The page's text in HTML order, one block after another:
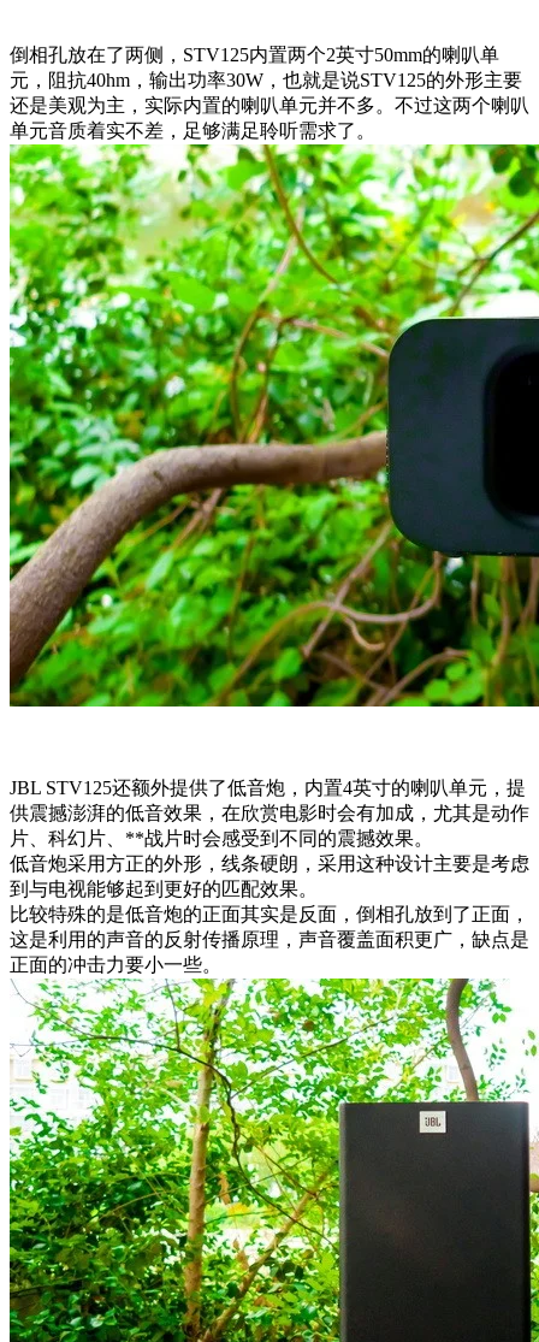
倒相孔放在了两侧，STV125内置两个2英寸50mm的喇叭单
元，阻抗40hm，输出功率30W，也就是说STV125的外形主要
还是美观为主，实际内置的喇叭单元并不多。不过这两个喇叭
单元音质着实不差，足够满足聆听需求了。
JBL STV125还额外提供了低音炮，内置4英寸的喇叭单元，提
供震撼澎湃的低音效果，在欣赏电影时会有加成，尤其是动作
片、科幻片、**战片时会感受到不同的震撼效果。
低音炮采用方正的外形，线条硬朗，采用这种设计主要是考虑
到与电视能够起到更好的匹配效果。
比较特殊的是低音炮的正面其实是反面，倒相孔放到了正面，
这是利用的声音的反射传播原理，声音覆盖面积更广，缺点是
正面的冲击力要小一些。